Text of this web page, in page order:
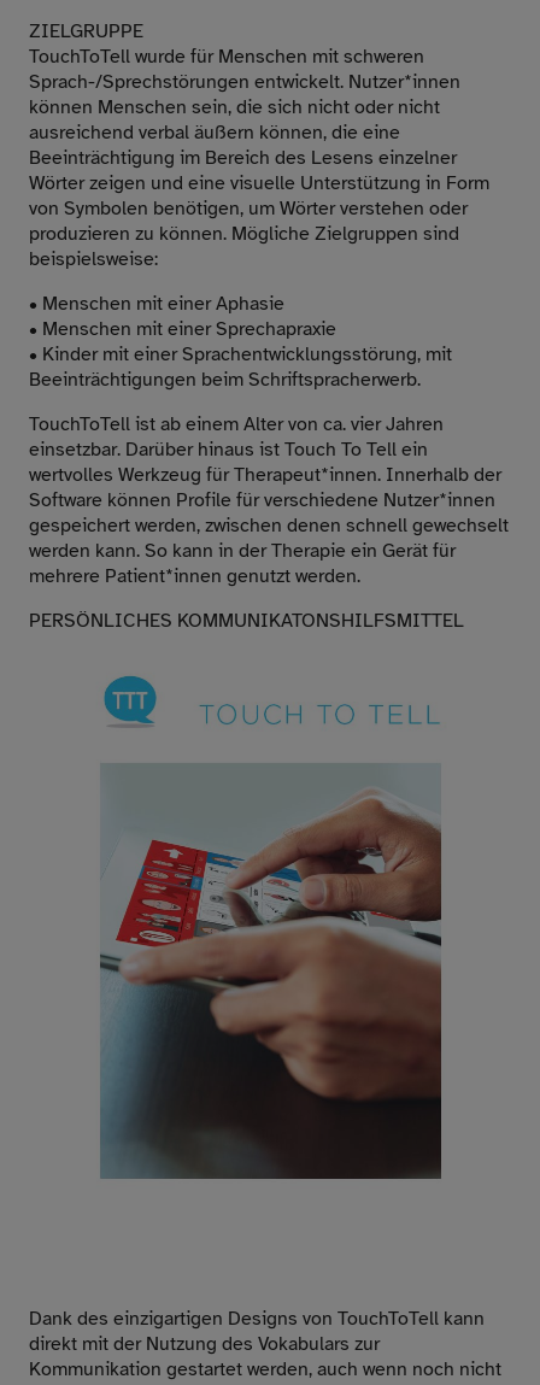
ZIELGRUPPE
TouchToTell wurde für Menschen mit schweren
Sprach-/Sprechstörungen entwickelt. Nutzer*innen
können Menschen sein, die sich nicht oder nicht
ausreichend verbal äußern können, die eine
Beeinträchtigung im Bereich des Lesens einzelner
Wörter zeigen und eine visuelle Unterstützung in Form
von Symbolen benötigen, um Wörter verstehen oder
produzieren zu können. Mögliche Zielgruppen sind
beispielsweise:
• Menschen mit einer Aphasie
• Menschen mit einer Sprechapraxie
• Kinder mit einer Sprachentwicklungsstörung, mit
Beeinträchtigungen beim Schriftspracherwerb.
TouchToTell ist ab einem Alter von ca. vier Jahren
einsetzbar. Darüber hinaus ist Touch To Tell ein
wertvolles Werkzeug für Therapeut*innen. Innerhalb der
Software können Profile für verschiedene Nutzer*innen
gespeichert werden, zwischen denen schnell gewechselt
werden kann. So kann in der Therapie ein Gerät für
mehrere Patient*innen genutzt werden.
PERSÖNLICHES KOMMUNIKATONSHILFSMITTEL
Dank des einzigartigen Designs von TouchToTell kann
direkt mit der Nutzung des Vokabulars zur
Kommunikation gestartet werden, auch wenn noch nicht